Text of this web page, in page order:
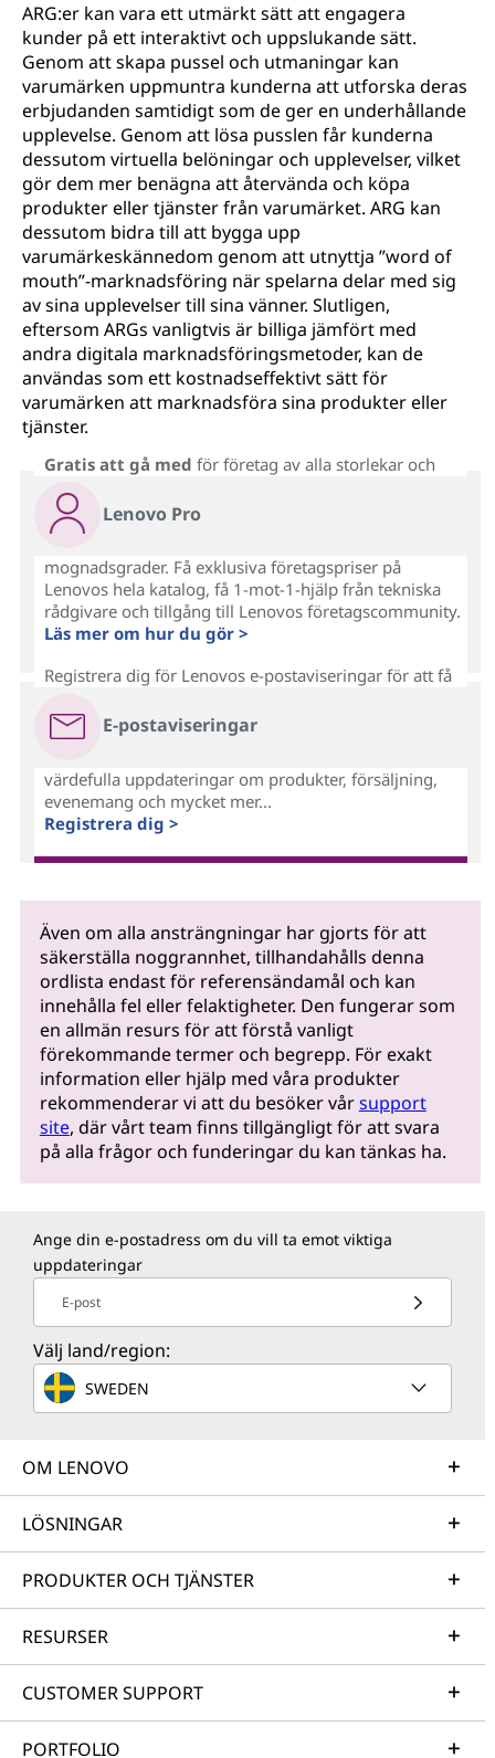
ARG:er kan vara ett utmärkt sätt att engagera
kunder på ett interaktivt och uppslukande sätt.
Genom att skapa pussel och utmaningar kan
varumärken uppmuntra kunderna att utforska deras
erbjudanden samtidigt som de ger en underhållande
upplevelse. Genom att lösa pusslen får kunderna
dessutom virtuella belöningar och upplevelser, vilket
gör dem mer benägna att återvända och köpa
produkter eller tjänster från varumärket. ARG kan
dessutom bidra till att bygga upp
varumärkeskännedom genom att utnyttja ”word of
mouth”-marknadsföring när spelarna delar med sig
av sina upplevelser till sina vänner. Slutligen,
eftersom ARGs vanligtvis är billiga jämfört med
andra digitala marknadsföringsmetoder, kan de
användas som ett kostnadseffektivt sätt för
varumärken att marknadsföra sina produkter eller
tjänster.
Lenovo Pro
Gratis att gå med för företag av alla storlekar och
mognadsgrader. Få exklusiva företagspriser på
Lenovos hela katalog, få 1-mot-1-hjälp från tekniska
rådgivare och tillgång till Lenovos företagscommunity.
Läs mer om hur du gör >
E-postaviseringar
Registrera dig för Lenovos e-postaviseringar för att få
värdefulla uppdateringar om produkter, försäljning,
evenemang och mycket mer...
Registrera dig >
Även om alla ansträngningar har gjorts för att
säkerställa noggrannhet, tillhandahålls denna
ordlista endast för referensändamål och kan
innehålla fel eller felaktigheter. Den fungerar som
en allmän resurs för att förstå vanligt
förekommande termer och begrepp. För exakt
information eller hjälp med våra produkter
rekommenderar vi att du besöker vårsupport
site, där vårt team finns tillgängligt för att svara
på alla frågor och funderingar du kan tänkas ha.
Ange din e-postadress om du vill ta emot viktiga
uppdateringar
E-post
Välj land/region:
SWEDEN
OM LENOVO
LÖSNINGAR
PRODUKTER OCH TJÄNSTER
RESURSER
CUSTOMER SUPPORT
PORTFOLIO